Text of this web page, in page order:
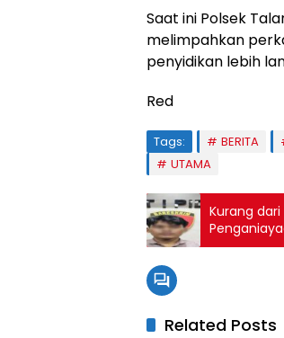
Saat ini Polsek
melimpahkan
penyidikan lebih
Red
Tags: BERITA
UTAMA
Kurang dari
Related Posts